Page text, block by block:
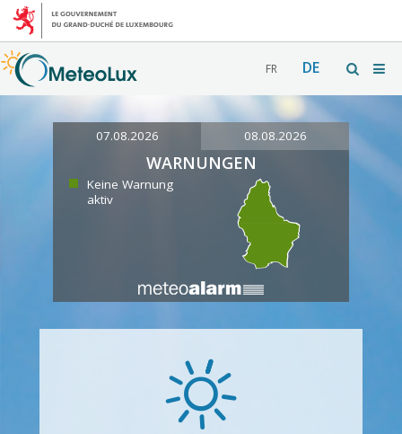
FR DE
07.08.2026 08.08.2026
WARNUNGEN
Keine Warnung
aktiv